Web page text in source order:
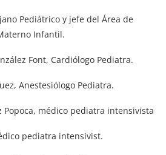
Pediátrico y jefe del Área de
Infantil.
Font, Cardiólogo Pediatra.
Anestesiólogo Pediatra.
Popoca, médico pediatra intensivista
pediatra intensivist.